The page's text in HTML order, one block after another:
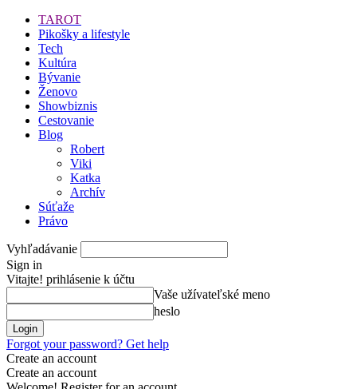
TAROT
Pikošky a lifestyle
Tech
Kultúra
Bývanie
Ženovo
Showbiznis
Cestovanie
Blog
Robert
Viki
Katka
Archív
Súťaže
Právo
Vyhľadávanie
Sign in
Vitajte! prihlásenie k účtu
Vaše užívateľské meno
heslo
Forgot your password? Get help
Create an account
Create an account